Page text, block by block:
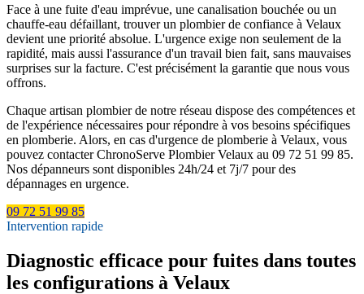
Face à une fuite d'eau imprévue, une canalisation bouchée ou un
chauffe-eau défaillant, trouver un plombier de confiance à Velaux
devient une priorité absolue. L'urgence exige non seulement de la
rapidité, mais aussi l'assurance d'un travail bien fait, sans mauvaises
surprises sur la facture. C'est précisément la garantie que nous vous
offrons.
Chaque artisan plombier de notre réseau dispose des compétences et
de l'expérience nécessaires pour répondre à vos besoins spécifiques
en plomberie. Alors, en cas d'urgence de plomberie à Velaux, vous
pouvez contacter ChronoServe Plombier Velaux au 09 72 51 99 85.
Nos dépanneurs sont disponibles 24h/24 et 7j/7 pour des
dépannages en urgence.
09 72 51 99 85
Intervention rapide
Diagnostic efficace pour fuites dans toutes
les configurations à Velaux